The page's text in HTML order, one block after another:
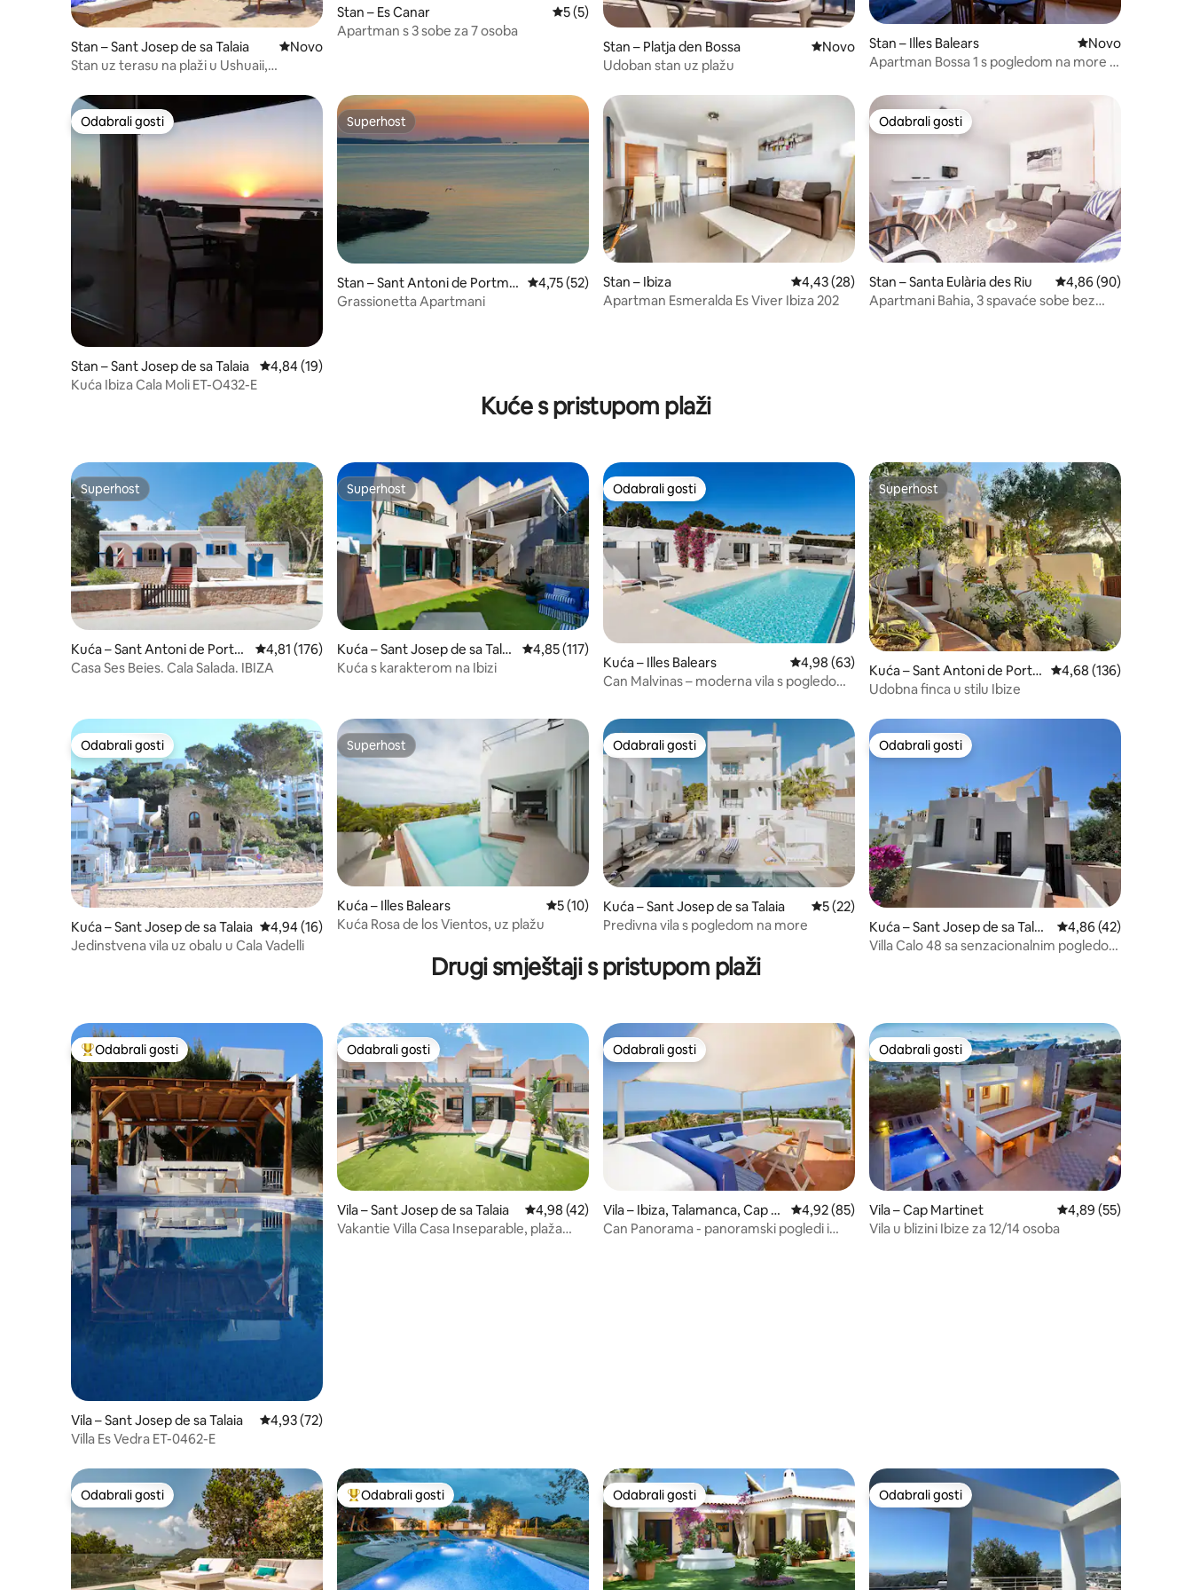
Stan – Sant Josep de sa Talaia Novi smještaj
Novo
Stan uz terasu na plaži u Ushuaii,
Stan – Es Canar Prosječna ocjena: 5/5, recenzija: 5
5 (5)
Apartman s 3 sobe za 7 osoba
Stan – Platja den Bossa
Novi smještaj
Novo
Udoban stan uz plažu
Stan – Illes Balears Novi smještaj
Novo
Apartman Bossa 1 s pogledom na more i
Odabrali gosti
Odabrali gosti
Stan – Sant Josep de sa Talaia Prosječna ocjena: 4,84/5, recenzija: 19
4,84 (19)
Kuća Ibiza Cala Moli ET-O432-E
Superhost
Superhost
Stan – Sant Antoni de Portma
ny
Prosječna ocjena: 4,75/5, recenzija: 52
4,75 (52)
Grassionetta Apartmani
Stan – Ibiza Prosječna ocjena: 4,43/5, recenzija: 28
4,43 (28)
Apartman Esmeralda Es Viver Ibiza 202
Odabrali gosti
Odabrali gosti
Stan – Santa Eulària des Riu Prosječna ocjena:
4,86 (90)
Apartmani Bahia, 3 spavaće sobe bez
Kuće s pristupom plaži
Superhost
Superhost
Kuća – Sant Antoni de Portm
any
Prosječna ocjena: 4,81/5, recenzija: 176
4,81 (176)
Casa Ses Beies. Cala Salada. IBIZA
Superhost
Superhost
Kuća – Sant Josep de sa Talai
a
Prosječna ocjena: 4,85/5, recenzija: 117
4,85 (117)
Kuća s karakterom na Ibizi
Odabrali gosti
Odabrali gosti
Kuća – Illes Balears Prosječna ocjena: 4,98/5, recenzija: 63
4,98 (63)
Can Malvinas – moderna vila s pogledom
Superhost
Superhost
Kuća – Sant Antoni de Port
many
Prosječna ocjena:
4,68 (136)
Udobna finca u stilu Ibize
Odabrali gosti
Odabrali gosti
Kuća – Sant Josep de sa Talaia Prosječna ocjena: 4,94/5, recenzija: 16
4,94 (16)
Jedinstvena vila uz obalu u Cala Vadelli
Superhost
Superhost
Kuća – Illes Balears Prosječna ocjena: 5/5, recenzija: 10
5 (10)
Kuća Rosa de los Vientos, uz plažu
Odabrali gosti
Odabrali gosti
Kuća – Sant Josep de sa Talaia Prosječna ocjena: 5/5, recenzija: 22
5 (22)
Predivna vila s pogledom na more
Odabrali gosti
Odabrali gosti
Kuća – Sant Josep de sa Talai
a
Prosječna ocjena:
4,86 (42)
Villa Calo 48 sa senzacionalnim pogledom
Drugi smještaji s pristupom plaži
Među najviše rangiranima s oznakom „Odabrali gosti”
Odabrali gosti
Vila – Sant Josep de sa Talaia Prosječna ocjena: 4,93/5, recenzija: 72
4,93 (72)
Villa Es Vedra ET-0462-E
Odabrali gosti
Odabrali gosti
Vila – Sant Josep de sa Talaia Prosječna ocjena: 4,98/5, recenzija: 42
4,98 (42)
Vakantie Villa Casa Inseparable, plaža
Odabrali gosti
Odabrali gosti
Vila – Ibiza, Talamanca, Cap M
artinet
Prosječna ocjena: 4,92/5, recenzija: 85
4,92 (85)
Can Panorama - panoramski pogledi i
Odabrali gosti
Odabrali gosti
Vila – Cap Martinet Prosječna ocjena:
4,89 (55)
Vila u blizini Ibize za 12/14 osoba
Odabrali gosti
Odabrali gosti Među najviše rangiranima s oznakom „Odabrali gosti”
Odabrali gosti Odabrali gosti
Odabrali gosti Odabrali gosti
Odabrali gosti